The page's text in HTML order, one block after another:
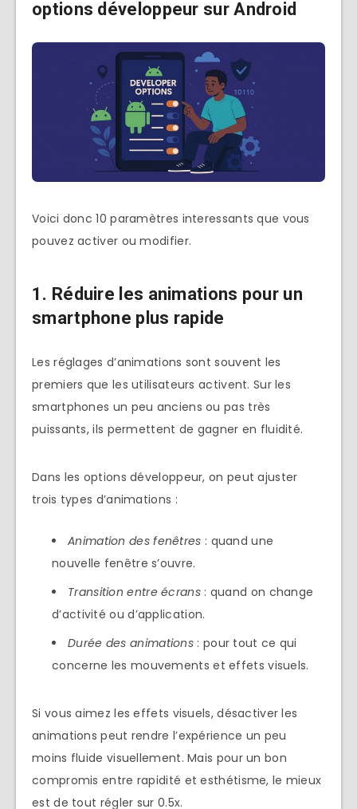
options développeur sur Android
Voici donc 10 paramètres interessants que vous
pouvez activer ou modifier.
1. Réduire les animations pour un
smartphone plus rapide
Les réglages d’animations sont souvent les
premiers que les utilisateurs activent. Sur les
smartphones un peu anciens ou pas très
puissants, ils permettent de gagner en fluidité.
Dans les options développeur, on peut ajuster
trois types d’animations :
Animation des fenêtres : quand une
nouvelle fenêtre s’ouvre.
Transition entre écrans: quand on change
d’activité ou d’application.
Durée des animations : pour tout ce qui
concerne les mouvements et effets visuels.
Si vous aimez les effets visuels, désactiver les
animations peut rendre l’expérience un peu
moins fluide visuellement. Mais pour un bon
compromis entre rapidité et esthétisme, le mieux
est de tout régler sur 0.5x.